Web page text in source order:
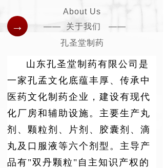
山东孔圣堂制药有限公司是
一家孔孟文化底蕴丰厚、传承中
医药文化制药企业，建设有现代
化厂房和辅助设施。主要生产丸
剂、颗粒剂、片剂、胶囊剂、滴
丸及口服液等六个剂型。主导产
品有"双丹颗粒"自主知识产权的
—— 关于我们 ——
About Us
孔圣堂制药
→